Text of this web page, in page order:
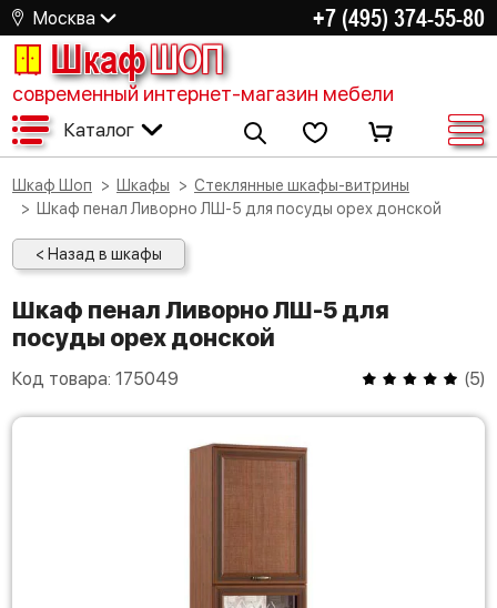
Москва +7 (495) 374-55-80
ШкафШОП
современный интернет-магазин мебели
Каталог
Шкаф Шоп Шкафы
Стеклянные шкафы-витрины
Шкаф пенал Ливорно ЛШ-5 для посуды орех донской
< Назад в шкафы
Шкаф пенал Ливорно ЛШ-5 для
посуды орех донской
Код товара: 175049 (5)